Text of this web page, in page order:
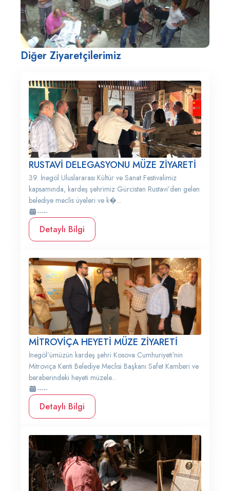
Diğer Ziyaretçilerimiz
RUSTAVİ DELEGASYONU MÜZE ZİYARETİ
39. İnegöl Uluslararası Kültür ve Sanat Festivalimiz
kapsamında, kardeş şehrimiz Gürcistan Rustavi’den gelen
belediye meclis üyeleri ve k�...
-----
Detaylı Bilgi
MİTROVİÇA HEYETİ MÜZE ZİYARETİ
İnegöl’ümüzün kardeş şehri Kosova Cumhuriyeti’nin
Mitroviça Kenti Belediye Meclisi Başkanı Safet Kamberi ve
beraberindeki heyeti müzele...
-----
Detaylı Bilgi